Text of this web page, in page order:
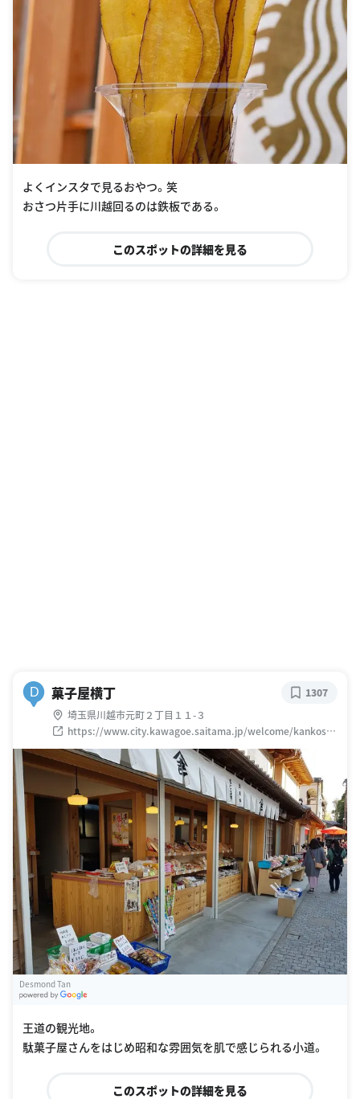
よくインスタで見るおやつ。笑
おさつ片手に川越回るのは鉄板である。
このスポットの詳細を見る
D 菓子屋横丁
埼玉県川越市元町２丁目１１-３
https://www.city.kawagoe.saitama.jp/welcome/kankosp
ot/kurazukurizone/kashiya.html
1307
Desmond Tan
王道の観光地。
駄菓子屋さんをはじめ昭和な雰囲気を肌で感じられる小道。
このスポットの詳細を見る